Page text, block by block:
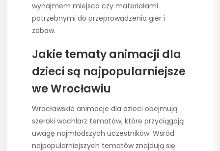
wynajmem miejsca czy materiałami
potrzebnymi do przeprowadzenia gier i
zabaw.
Jakie tematy animacji dla
dzieci są najpopularniejsze
we Wrocławiu
Wrocławskie animacje dla dzieci obejmują
szeroki wachlarz tematów, które przyciągają
uwagę najmłodszych uczestników. Wśród
najpopularniejszych tematów znajdują się